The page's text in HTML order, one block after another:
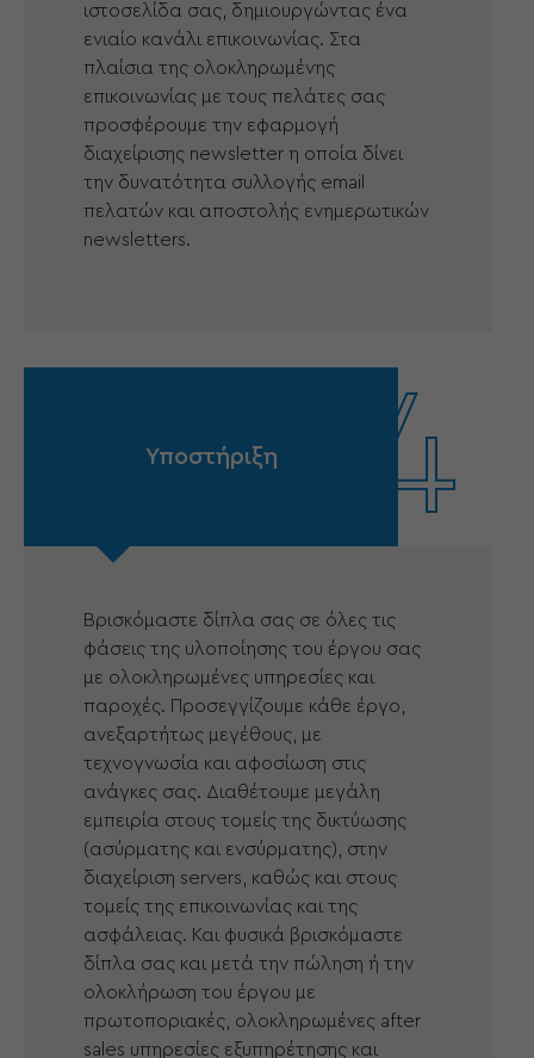
ιστοσελίδα σας, δημιουργώντας ένα
ενιαίο κανάλι επικοινωνίας. Στα
πλαίσια της ολοκληρωμένης
επικοινωνίας με τους πελάτες σας
προσφέρουμε την εφαρμογή
διαχείρισης newsletter η οποία δίνει
την δυνατότητα συλλογής email
πελατών και αποστολής ενημερωτικών
newsletters.
Βρισκόμαστε δίπλα σας σε όλες τις
φάσεις της υλοποίησης του έργου σας
με ολοκληρωμένες υπηρεσίες και
παροχές. Προσεγγίζουμε κάθε έργο,
ανεξαρτήτως μεγέθους, με
τεχνογνωσία και αφοσίωση στις
ανάγκες σας. Διαθέτουμε μεγάλη
εμπειρία στους τομείς της δικτύωσης
(ασύρματης και ενσύρματης), στην
διαχείριση servers, καθώς και στους
τομείς της επικοινωνίας και της
ασφάλειας. Και φυσικά βρισκόμαστε
δίπλα σας και μετά την πώληση ή την
ολοκλήρωση του έργου με
πρωτοποριακές, ολοκληρωμένες after
sales υπηρεσίες εξυπηρέτησης και
Υποστήριξη 4